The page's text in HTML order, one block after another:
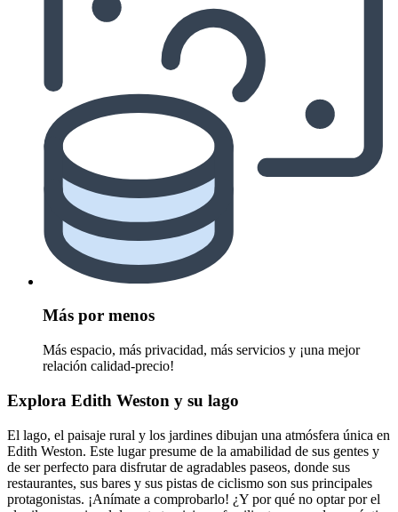
Más por menos
Más espacio, más privacidad, más servicios y ¡una mejor
relación calidad-precio!
Explora Edith Weston y su lago
El lago, el paisaje rural y los jardines dibujan una atmósfera única en
Edith Weston. Este lugar presume de la amabilidad de sus gentes y
de ser perfecto para disfrutar de agradables paseos, donde sus
restaurantes, sus bares y sus pistas de ciclismo son sus principales
protagonistas. ¡Anímate a comprobarlo! ¿Y por qué no optar por el